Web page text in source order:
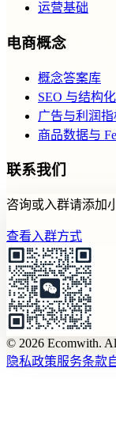
运营基础
电商概念
概念答案库
SEO 与结构
广告与利润指
商品数据与
联系我们
咨询或入群请添加
查看入群方式
© 2026 Ecomwith.
隐私政策服务条款